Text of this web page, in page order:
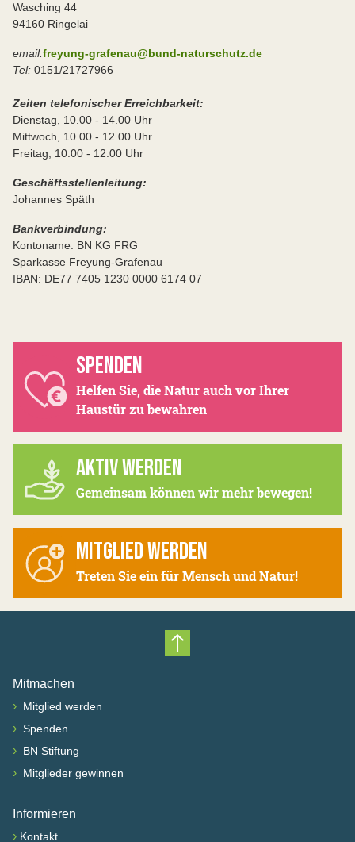
Wasching 44
94160 Ringelai
email:freyung-grafenau@bund-naturschutz.de
Tel: 0151/21727966
Zeiten telefonischer Erreichbarkeit:
Dienstag, 10.00 - 14.00 Uhr
Mittwoch, 10.00 - 12.00 Uhr
Freitag, 10.00 - 12.00 Uhr
Geschäftsstellenleitung:
Johannes Späth
Bankverbindung:
Kontoname: BN KG FRG
Sparkasse Freyung-Grafenau
IBAN: DE77 7405 1230 0000 6174 07
SPENDEN
Helfen Sie, die Natur auch vor Ihrer
Haustür zu bewahren
AKTIV WERDEN
Gemeinsam können wir mehr bewegen!
MITGLIED WERDEN
Treten Sie ein für Mensch und Natur!
Nach oben scrollen
Mitmachen
› Mitglied werden
› Spenden
› BN Stiftung
› Mitglieder gewinnen
Informieren
› Kontakt